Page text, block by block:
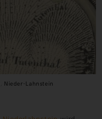
Nieder-Lahnstein